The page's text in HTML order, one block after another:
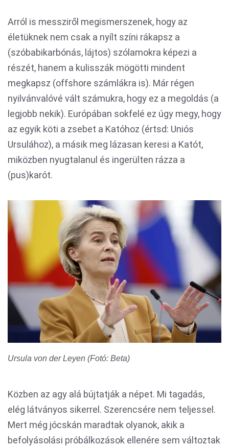
Arról is messziről megismerszenek, hogy az
életüknek nem csak a nyílt színi rákapsz a
(szóbabikarbónás, lájtos) szólamokra képezi a
részét, hanem a kulisszák mögötti mindent
megkapsz (offshore számlákra is). Már régen
nyilvánvalóvé vált számukra, hogy ez a megoldás (a
legjobb nekik). Európában sokfelé ez úgy megy, hogy
az egyik köti a zsebet a Katóhoz (értsd: Uniós
Ursulához), a másik meg lázasan keresi a Katót,
miközben nyugtalanul és ingerülten rázza a
(pus)karót.
Ursula von der Leyen (Fotó: Beta)
Közben az agy alá bújtatják a népet. Mi tagadás,
elég látványos sikerrel. Szerencsére nem teljessel.
Mert még jócskán maradtak olyanok, akik a
befolyásolási próbálkozások ellenére sem változtak